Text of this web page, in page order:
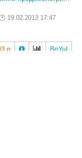
яркий лиф. Модель